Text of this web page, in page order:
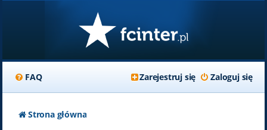
FAQ Zaloguj się
Zarejestruj się
Strona główna